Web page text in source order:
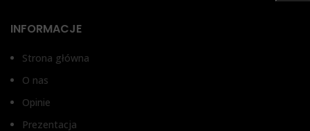
INFORMACJE
Strona główna
O nas
Opinie
Prezentacja